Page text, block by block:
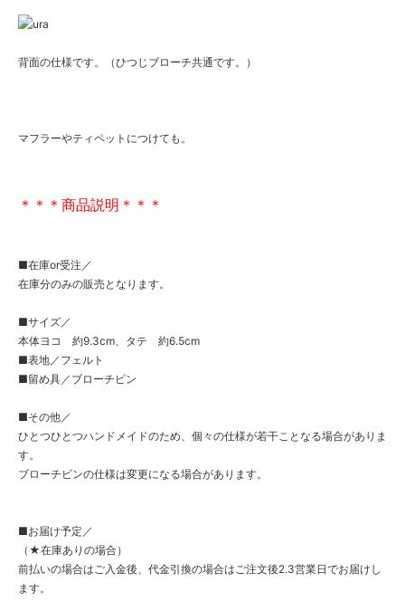
背面の仕様です。（ひつじブローチ共通です。）
マフラーやティペットにつけても。
＊＊＊商品説明＊＊＊
■在庫or受注／
在庫分のみの販売となります。
■サイズ／
本体ヨコ 約9.3cm、タテ 約6.5cm
■表地／フェルト
■留め具／ブローチピン
■その他／
ひとつひとつハンドメイドのため、個々の仕様が若干ことなる場合がありま
す。
ブローチビンの仕様は変更になる場合があります。
■お届け予定／
（★在庫ありの場合）
前払いの場合はご入金後、代金引換の場合はご注文後2.3営業日でお届けし
ます。